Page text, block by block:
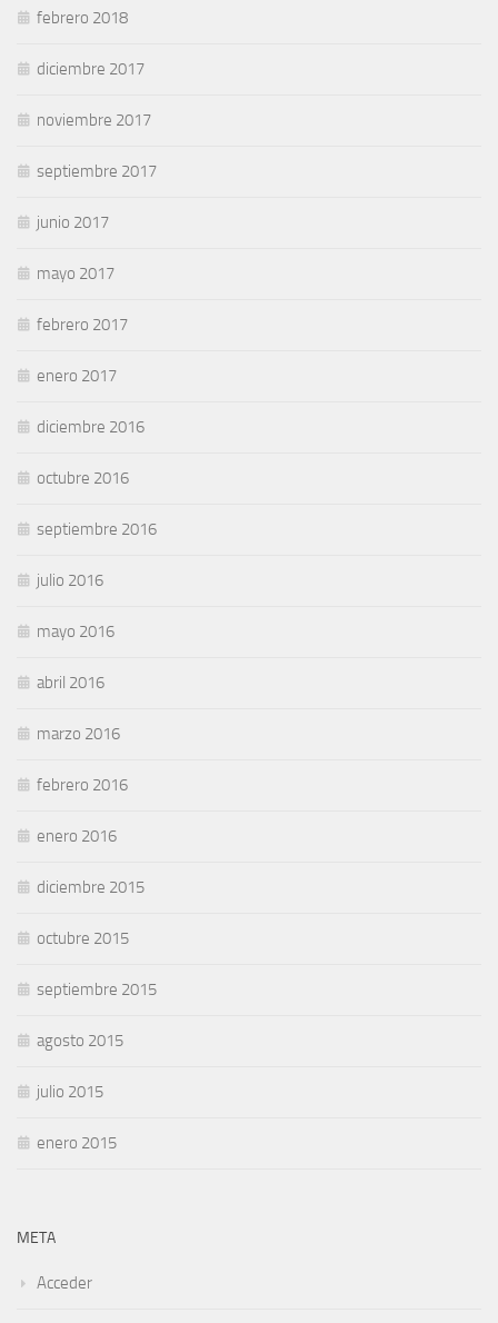
febrero 2018
diciembre 2017
noviembre 2017
septiembre 2017
junio 2017
mayo 2017
febrero 2017
enero 2017
diciembre 2016
octubre 2016
septiembre 2016
julio 2016
mayo 2016
abril 2016
marzo 2016
febrero 2016
enero 2016
diciembre 2015
octubre 2015
septiembre 2015
agosto 2015
julio 2015
enero 2015
META
Acceder